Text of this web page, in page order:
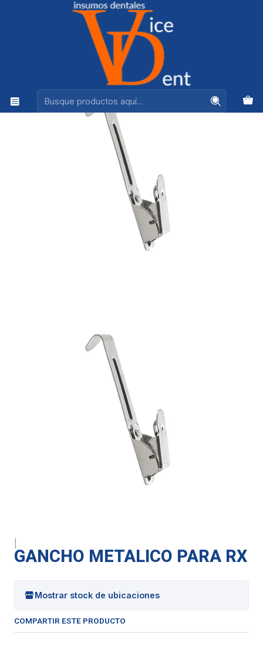
Ventas +56944575313
RADIOLOGIA GANCHO METALICO PARA RX
GANCHO METALICO PARA RX
Mostrar stock de ubicaciones
COMPARTIR ESTE PRODUCTO